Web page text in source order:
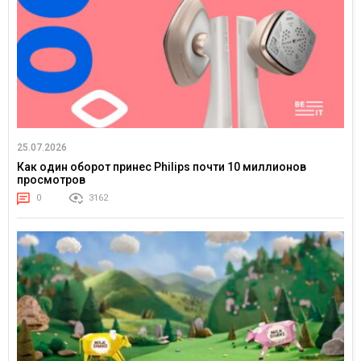
25.07.2026
Как один оборот принес Philips почти 10 миллионов
просмотров
0 3162